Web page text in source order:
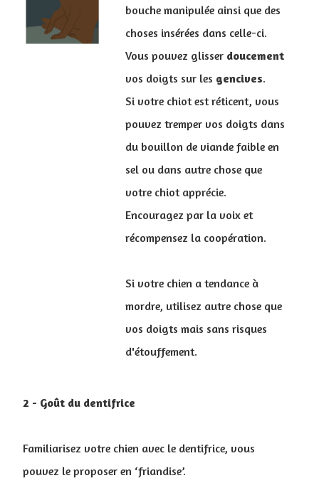
bouche manipulée ainsi que des
choses insérées dans celle-ci.
Vous pouvez glisser doucement
vos doigts sur les gencives.
Si votre chiot est réticent, vous
pouvez tremper vos doigts dans
du bouillon de viande faible en
sel ou dans autre chose que
votre chiot apprécie.
Encouragez par la voix et
récompensez la coopération.
Si votre chien a tendance à
mordre, utilisez autre chose que
vos doigts mais sans risques
d'étouffement.
2 - Goût du dentifrice
Familiarisez votre chien avec le dentifrice, vous
pouvez le proposer en ‘friandise’.